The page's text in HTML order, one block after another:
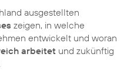
ausgestellten
zeigen, in welche
entwickelt und woran
arbeitet und zukünftig